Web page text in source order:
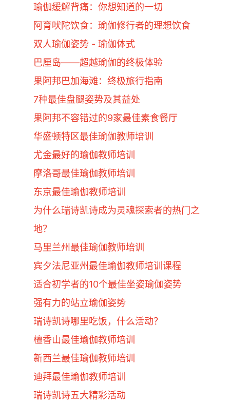
瑜伽缓解背痛：你想知道的一切
阿育吠陀饮食：瑜伽修行者的理想饮食
双人瑜伽姿势 - 瑜伽体式
巴厘岛——超越瑜伽的终极体验
果阿邦巴加海滩：终极旅行指南
7种最佳盘腿姿势及其益处
果阿邦不容错过的9家最佳素食餐厅
华盛顿特区最佳瑜伽教师培训
尤金最好的瑜伽教师培训
摩洛哥最佳瑜伽教师培训
东京最佳瑜伽教师培训
为什么瑞诗凯诗成为灵魂探索者的热门之
地？
马里兰州最佳瑜伽教师培训
宾夕法尼亚州最佳瑜伽教师培训课程
适合初学者的10个最佳坐姿瑜伽姿势
强有力的站立瑜伽姿势
瑞诗凯诗哪里吃饭，什么活动？
檀香山最佳瑜伽教师培训
新西兰最佳瑜伽教师培训
迪拜最佳瑜伽教师培训
瑞诗凯诗五大精彩活动